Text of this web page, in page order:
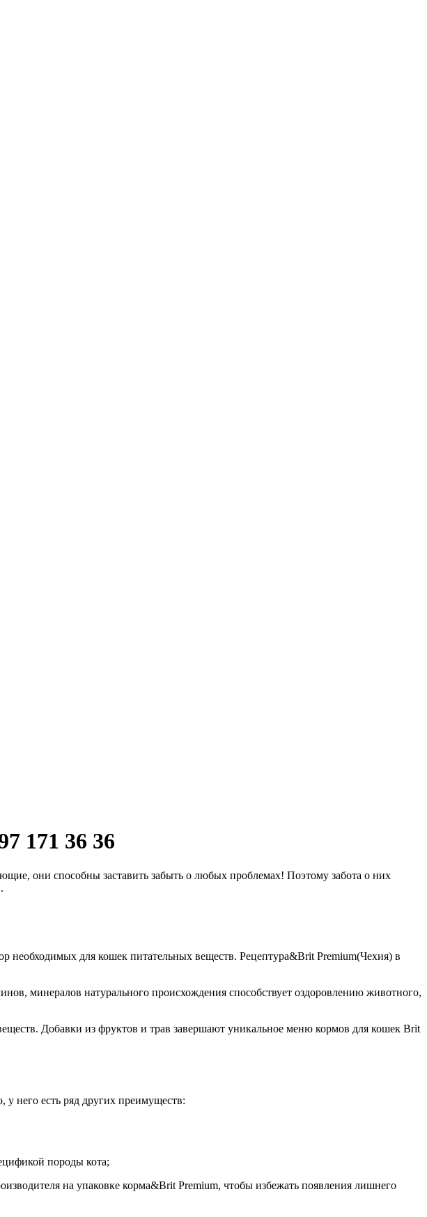
171 36 36
они способны заставить забыть о любых проблемах! Поэтому забота о них
для кошек питательных веществ. Рецептура&Brit Premium(Чехия) в
минералов натурального происхождения способствует оздоровлению животного,
Добавки из фруктов и трав завершают уникальное меню кормов для кошек Brit
у него есть ряд других преимуществ:
породы кота;
на упаковке корма&Brit Premium, чтобы избежать появления лишнего